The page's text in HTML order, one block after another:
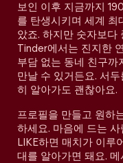
보인 이후 지금까지
를 탄생시키며 세계 최
았죠. 하지만 숫자보다
Tinder에서는 진지한
부담 없는 동네 친구까
만날 수 있거든요. 서
히 알아가도 괜찮아요.
프로필을 만들고 원하
하세요. 마음에 드는
LIKE하면 매치가 이루
대를 알아가면 돼요.